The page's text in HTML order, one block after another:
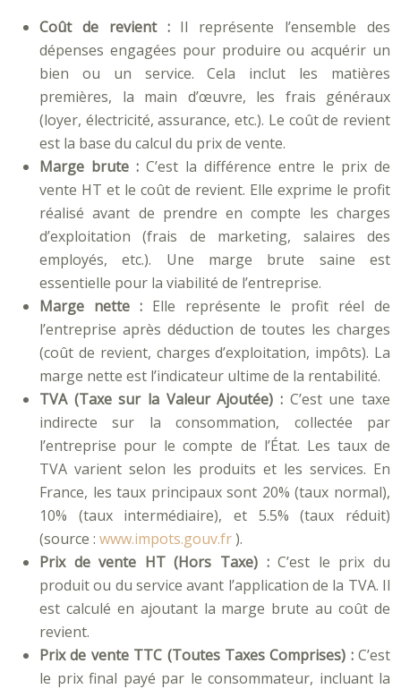
Coût de revient : Il représente l’ensemble des
dépenses engagées pour produire ou acquérir un
bien ou un service. Cela inclut les matières
premières, la main d’œuvre, les frais généraux
(loyer, électricité, assurance, etc.). Le coût de revient
est la base du calcul du prix de vente.
Marge brute : C’est la différence entre le prix de
vente HT et le coût de revient. Elle exprime le profit
réalisé avant de prendre en compte les charges
d’exploitation (frais de marketing, salaires des
employés, etc.). Une marge brute saine est
essentielle pour la viabilité de l’entreprise.
Marge nette : Elle représente le profit réel de
l’entreprise après déduction de toutes les charges
(coût de revient, charges d’exploitation, impôts). La
marge nette est l’indicateur ultime de la rentabilité.
TVA (Taxe sur la Valeur Ajoutée) : C’est une taxe
indirecte sur la consommation, collectée par
l’entreprise pour le compte de l’État. Les taux de
TVA varient selon les produits et les services. En
France, les taux principaux sont 20% (taux normal),
10% (taux intermédiaire), et 5.5% (taux réduit)
(source : www.impots.gouv.fr).
Prix de vente HT (Hors Taxe) :C’est le prix du
produit ou du service avant l’application de la TVA. Il
est calculé en ajoutant la marge brute au coût de
revient.
Prix de vente TTC (Toutes Taxes Comprises) : C’est
le prix final payé par le consommateur, incluant la